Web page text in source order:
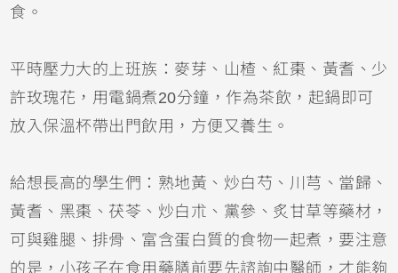
食。
平時壓力大的上班族：麥芽、山楂、紅棗、黃耆、少
許玫瑰花，用電鍋煮20分鐘，作為茶飲，起鍋即可
放入保溫杯帶出門飲用，方便又養生。
給想長高的學生們：熟地黃、炒白芍、川芎、當歸、
黃耆、黑棗、茯苓、炒白朮、黨參、炙甘草等藥材，
可與雞腿、排骨、富含蛋白質的食物一起煮，要注意
的是，小孩子在食用藥膳前要先諮詢中醫師，才能夠